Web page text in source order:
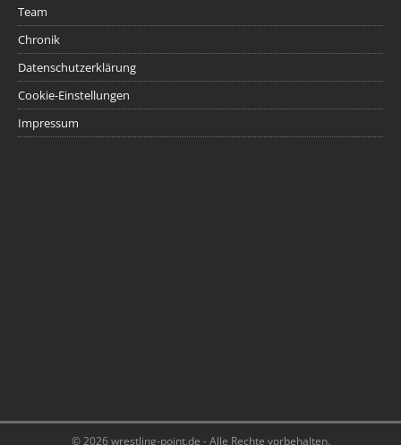
Team
Chronik
Datenschutzerklärung
Cookie-Einstellungen
Impressum
© 2026 wrestling-point.de - Alle Rechte vorbehalten.